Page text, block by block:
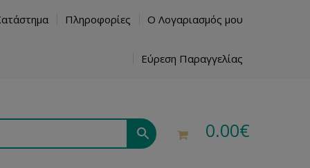
Πληροφορίες Ο Λογαριασμός μου
Εύρεση Παραγγελίας
0.00€